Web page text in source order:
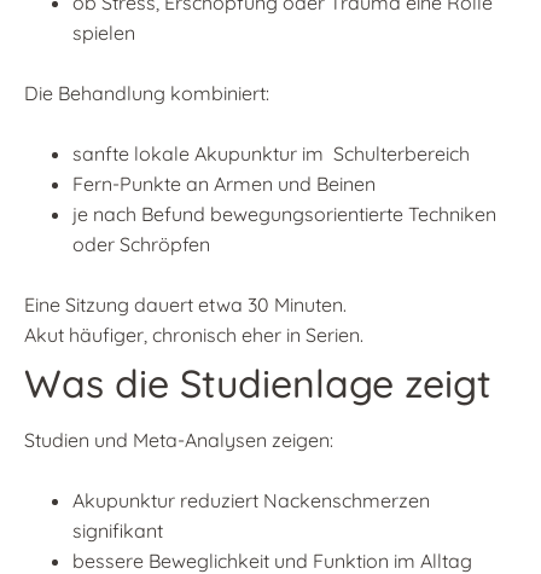
spielen
Die Behandlung kombiniert:
sanfte lokale Akupunktur im Schulterbereich
Fern-Punkte an Armen und Beinen
je nach Befund bewegungsorientierte Techniken
oder Schröpfen
Eine Sitzung dauert etwa 30 Minuten.
Akut häufiger, chronisch eher in Serien.
Was die Studienlage zeigt
Studien und Meta-Analysen zeigen:
Akupunktur reduziert Nackenschmerzen
signifikant
bessere Beweglichkeit und Funktion im Alltag